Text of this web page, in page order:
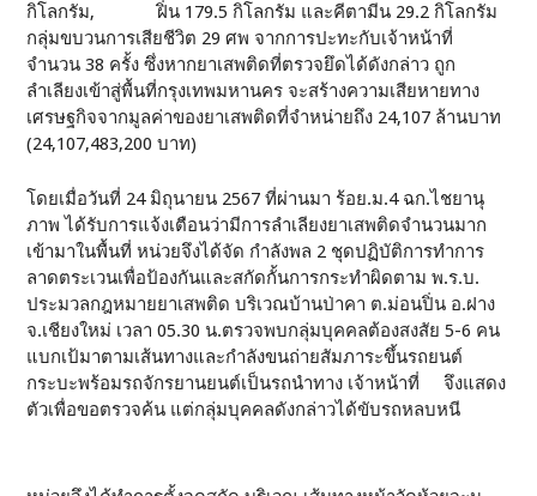
กิโลกรัม, ฝิ่น 179.5 กิโลกรัม และคีตามีน 29.2 กิโลกรัม
กลุ่มขบวนการเสียชีวิต 29 ศพ จากการปะทะกับเจ้าหน้าที่
จำนวน 38 ครั้ง ซึ่งหากยาเสพติดที่ตรวจยึดได้ดังกล่าว ถูก
ลำเลียงเข้าสู่พื้นที่กรุงเทพมหานคร จะสร้างความเสียหายทาง
เศรษฐกิจจากมูลค่าของยาเสพติดที่จำหน่ายถึง 24,107 ล้านบาท
(24,107,483,200 บาท)
โดยเมื่อวันที่ 24 มิถุนายน 2567 ที่ผ่านมา ร้อย.ม.4 ฉก.ไชยานุ
ภาพ ได้รับการแจ้งเตือนว่ามีการลำเลียงยาเสพติดจำนวนมาก
เข้ามาในพื้นที่ หน่วยจึงได้จัด กำลังพล 2 ชุดปฏิบัติการทำการ
ลาดตระเวนเพื่อป้องกันและสกัดกั้นการกระทำผิดตาม พ.ร.บ.
ประมวลกฎหมายยาเสพติด บริเวณบ้านป่าคา ต.ม่อนปิ่น อ.ฝาง
จ.เชียงใหม่ เวลา 05.30 น.ตรวจพบกลุ่มบุคคลต้องสงสัย 5-6 คน
แบกเป้มาตามเส้นทางและกำลังขนถ่ายสัมภาระขึ้นรถยนต์
กระบะพร้อมรถจักรยานยนต์เป็นรถนำทาง เจ้าหน้าที่ จึงแสดง
ตัวเพื่อขอตรวจค้น แต่กลุ่มบุคคลดังกล่าวได้ขับรถหลบหนี